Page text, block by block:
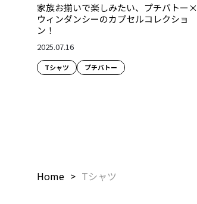
家族お揃いで楽しみたい、プチバトー×
ウィンダンシーのカプセルコレクショ
ン！
2025.07.16
Tシャツ プチバトー
Home Tシャツ